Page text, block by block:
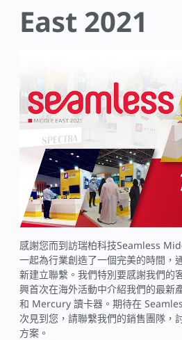
East 2021
感謝您而到訪瑞柏科技Seamless
一起為行業創造了一個完美的時間，
新建立聯繫。我們特別要感謝我們的
興首次在海外活動中介紹我們的最新
和 Mercury 讀卡器。期待在
次見到您，請聯繫我們的銷售團隊，
方案。